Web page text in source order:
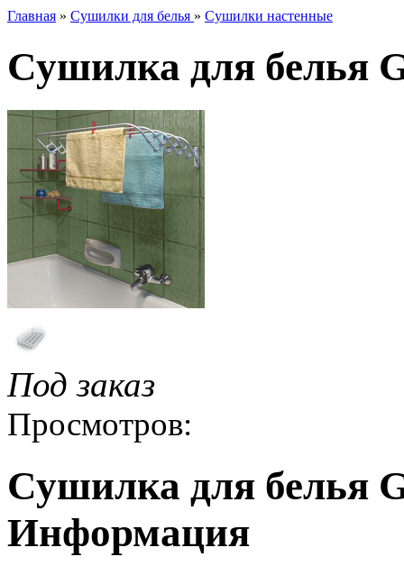
Главная » Сушилки для белья » Сушилки настенные
Сушилка для белья
Под заказ
Просмотров:
Сушилка для белья
Информация